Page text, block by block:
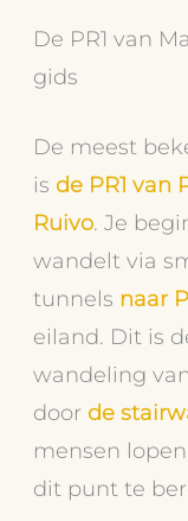
De PR1 van
gids
De meest
is de PR1 van
Ruivo. Je
wandelt via
tunnels naar
eiland. Dit is
wandeling
door de
mensen
dit punt te